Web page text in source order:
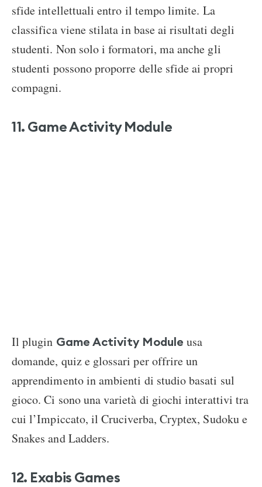
sfide intellettuali entro il tempo limite. La
classifica viene stilata in base ai risultati degli
studenti. Non solo i formatori, ma anche gli
studenti possono proporre delle sfide ai propri
compagni.
11. Game Activity Module
Il plugin Game Activity Module usa
domande, quiz e glossari per offrire un
apprendimento in ambienti di studio basati sul
gioco. Ci sono una varietà di giochi interattivi tra
cui l’Impiccato, il Cruciverba, Cryptex, Sudoku e
Snakes and Ladders.
12. Exabis Games